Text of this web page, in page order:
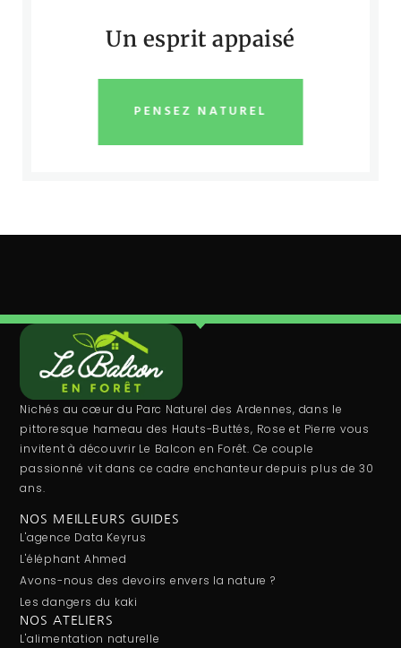
Un esprit appaisé
PENSEZ NATUREL
Nichés au cœur du Parc Naturel des Ardennes, dans le
pittoresque hameau des Hauts-Buttés, Rose et Pierre vous
invitent à découvrir Le Balcon en Forêt. Ce couple
passionné vit dans ce cadre enchanteur depuis plus de 30
ans.
NOS MEILLEURS GUIDES
L'agence Data Keyrus
L'éléphant Ahmed
Avons-nous des devoirs envers la nature ?
Les dangers du kaki
NOS ATELIERS
L'alimentation naturelle